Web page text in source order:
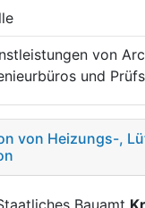
von
und
von Heizungs-,
Bauamt